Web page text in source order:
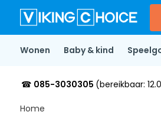
Wonen Baby & kind
☎ 085-3030305 (bereikbaar:
Home